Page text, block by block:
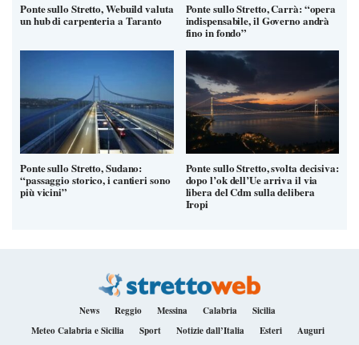
Ponte sullo Stretto, Webuild valuta
un hub di carpenteria a Taranto
Ponte sullo Stretto, Carrà: “opera
indispensabile, il Governo andrà
fino in fondo”
Ponte sullo Stretto, Sudano:
“passaggio storico, i cantieri sono
più vicini”
Ponte sullo Stretto, svolta decisiva:
dopo l’ok dell’Ue arriva il via
libera del Cdm sulla delibera
Iropi
News Reggio Messina Calabria
Sicilia
Meteo Calabria e Sicilia
Sport Notizie dall’Italia Esteri Auguri